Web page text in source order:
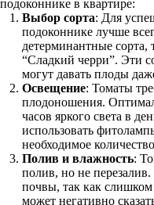
подоконнике в квартире:
Выбор сорта: Для
подоконнике лучше
детерминантные сорта,
“Сладкий черри”. Эти
могут давать плоды
Освещение: Томаты
плодоношения.
часов яркого света в
использовать
необходимое
Полив и влажность:
полив, но не
почвы, так как
может негативно